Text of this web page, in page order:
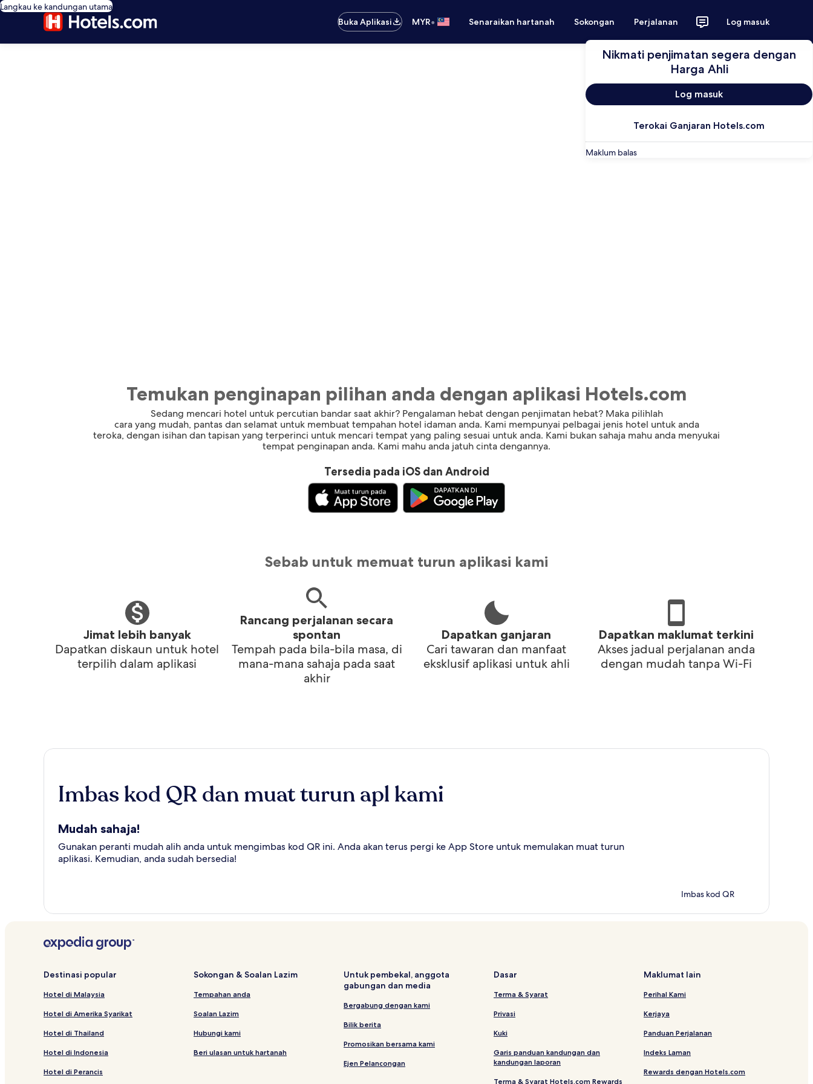
Langkau ke kandungan utama
Buka Aplikasi
MYR• Senaraikan hartanah Sokongan Perjalanan Log masuk
Nikmati penjimatan segera dengan
Harga Ahli
Log masuk
Terokai Ganjaran Hotels.com
Maklum balas
Temukan penginapan pilihan anda dengan aplikasi Hotels.com
Sedang mencari hotel untuk percutian bandar saat akhir? Pengalaman hebat dengan penjimatan hebat? Maka pilihlah
cara yang mudah, pantas dan selamat untuk membuat tempahan hotel idaman anda. Kami mempunyai pelbagai jenis hotel untuk anda
teroka, dengan isihan dan tapisan yang terperinci untuk mencari tempat yang paling sesuai untuk anda. Kami bukan sahaja mahu anda menyukai
tempat penginapan anda. Kami mahu anda jatuh cinta dengannya.
Tersedia pada iOS dan Android
Sebab untuk memuat turun aplikasi kami
Jimat lebih banyak
Dapatkan diskaun untuk hotel
terpilih dalam aplikasi
Rancang perjalanan secara
spontan
Tempah pada bila-bila masa, di
mana-mana sahaja pada saat
akhir
Dapatkan ganjaran
Cari tawaran dan manfaat
eksklusif aplikasi untuk ahli
Dapatkan maklumat terkini
Akses jadual perjalanan anda
dengan mudah tanpa Wi-Fi
Imbas kod QR dan muat turun apl kami
Mudah sahaja!
Gunakan peranti mudah alih anda untuk mengimbas kod QR ini. Anda akan terus pergi ke App Store untuk memulakan muat turun
aplikasi. Kemudian, anda sudah bersedia!
Imbas kod QR
Destinasi popular
Hotel di Malaysia
Hotel di Amerika Syarikat
Hotel di Thailand
Hotel di Indonesia
Hotel di Perancis
Sokongan & Soalan Lazim
Tempahan anda
Soalan Lazim
Hubungi kami
Beri ulasan untuk hartanah
Untuk pembekal, anggota
gabungan dan media
Bergabung dengan kami
Bilik berita
Promosikan bersama kami
Ejen Pelancongan
Dasar
Terma & Syarat
Privasi
Kuki
Garis panduan kandungan dan
kandungan laporan
Terma & Syarat Hotels.com Rewards
Maklumat lain
Perihal Kami
Kerjaya
Panduan Perjalanan
Indeks Laman
Rewards dengan Hotels.com